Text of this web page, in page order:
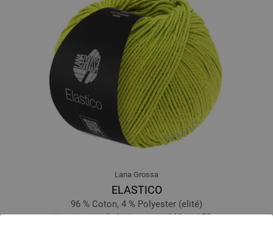
Lana Grossa
ELASTICO
96 % Coton, 4 % Polyester (elité)
Longueur de la bobine: env. 160 m / 50 g